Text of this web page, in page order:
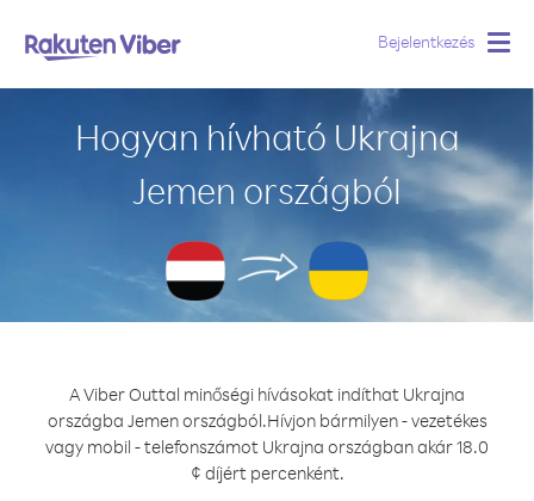
Bejelentkezés
Hogyan hívható Ukrajna
Jemen országból
A Viber Outtal minőségi hívásokat indíthat Ukrajna
országba Jemen országból.Hívjon bármilyen - vezetékes
vagy mobil - telefonszámot Ukrajna országban akár 18.0
¢ díjért percenként.